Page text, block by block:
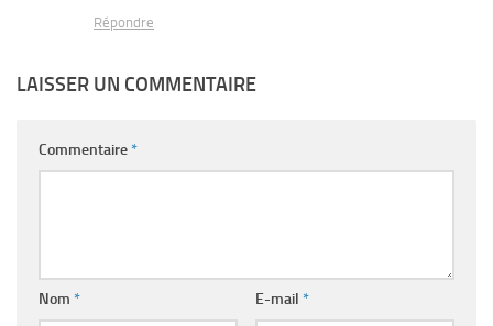
Répondre
LAISSER UN COMMENTAIRE
Commentaire*
Nom * E-mail *